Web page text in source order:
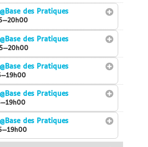
@Base des Pratiques
@Base des Pratiques
@Base des Pratiques
@Base des Pratiques
@Base des Pratiques